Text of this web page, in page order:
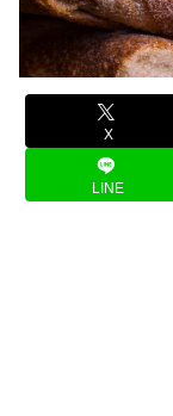
X
LINE